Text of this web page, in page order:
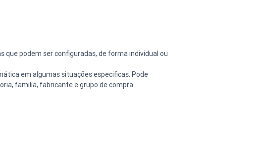
que podem ser configuradas, de forma individual ou
em algumas situações especificas. Pode
familia, fabricante e grupo de compra.